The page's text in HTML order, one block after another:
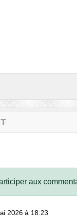
aux
2026 à 18:23